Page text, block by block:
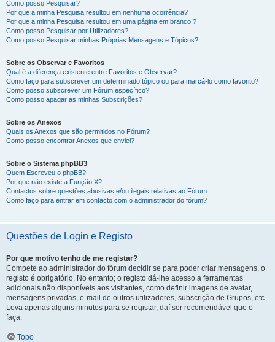
Como posso Pesquisar?
Por que a minha Pesquisa resultou em nenhuma ocorrência?
Por que a minha Pesquisa resultou em uma página em branco!?
Como posso Pesquisar por Utilizadores?
Como posso Pesquisar minhas Próprias Mensagens e Tópicos?
Sobre os Observar e Favoritos
Qual é a diferença existente entre Favoritos e Observar?
Como faço para subscrever um determinado tópico ou para marcá-lo como favorito?
Como posso subscrever um Fórum específico?
Como posso apagar as minhas Subscrições?
Sobre os Anexos
Quais os Anexos que são permitidos no Fórum?
Como posso encontrar Anexos que enviei?
Sobre o Sistema phpBB3
Quem Escreveu o phpBB?
Por que não existe a Função X?
Contactos sobre questões abusivas e/ou ilegais relativas ao Fórum.
Como faço para entrar em contacto com o administrador do fórum?
Questões de Login e Registo
Por que motivo tenho de me registar?
Compete ao administrador do fórum decidir se para poder criar mensagens, o
registo é obrigatório. No entanto; o registo dá-lhe acesso a ferramentas
adicionais não disponíveis aos visitantes, como definir imagens de avatar,
mensagens privadas, e-mail de outros utilizadores, subscrição de Grupos, etc.
Leva apenas alguns minutos para se registar, daí ser recomendável que o
faça.
Topo